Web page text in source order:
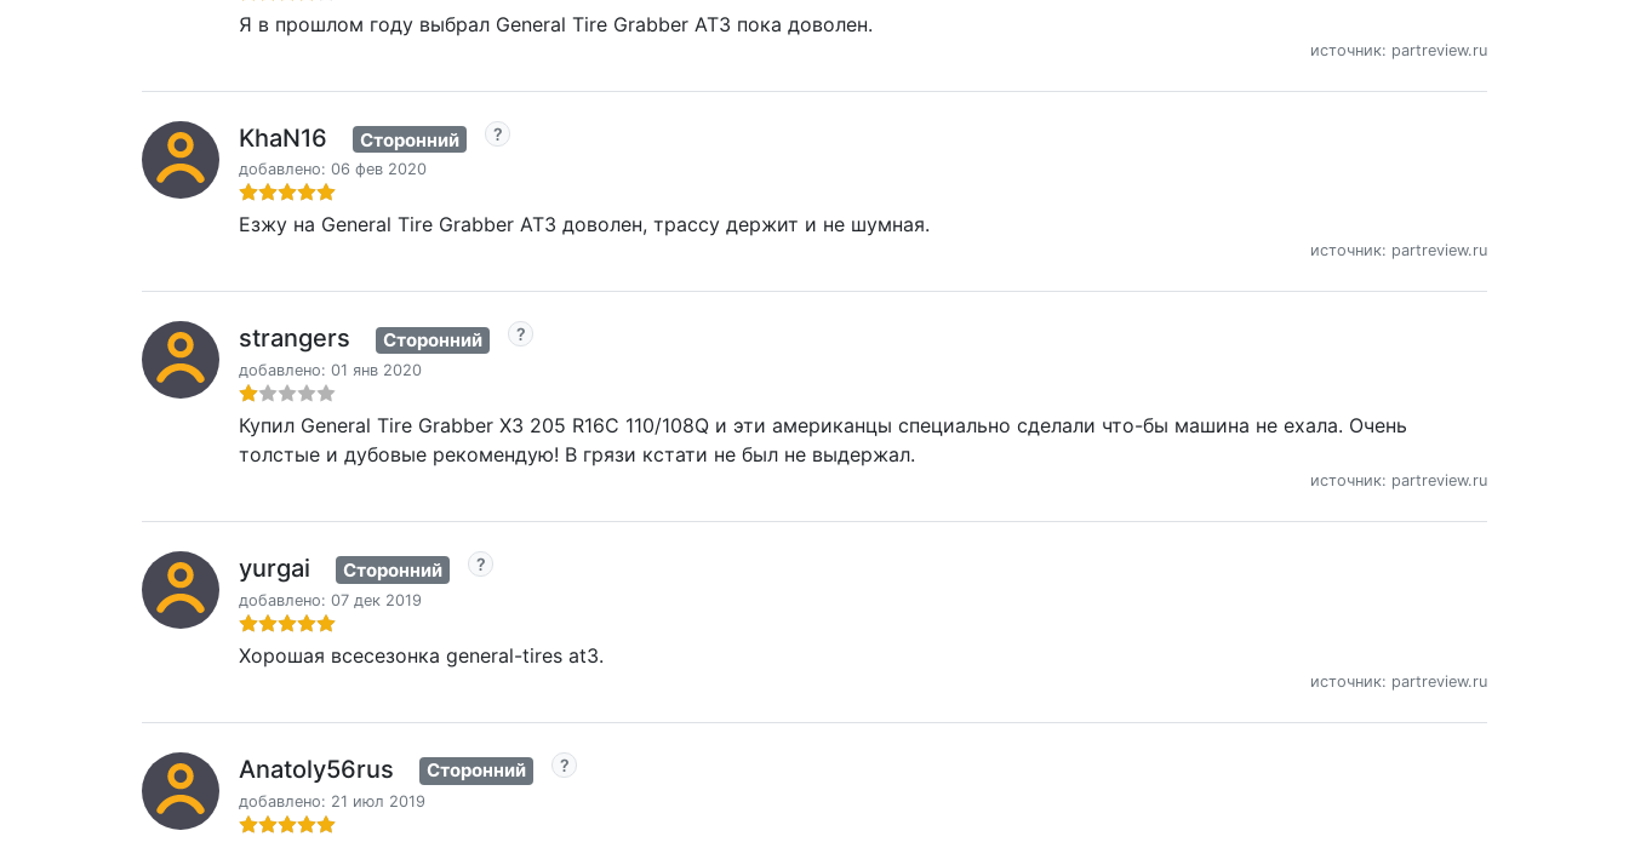
Я в прошлом году выбрал General Tire Grabber AT3 пока доволен.
источник: partreview.ru
KhaN16 Сторонний
добавлено: 06 фев 2020
Езжу на General Tire Grabber AT3 доволен, трассу держит и не шумная.
источник: partreview.ru
strangers Сторонний
добавлено: 01 янв 2020
Купил General Tire Grabber X3 205 R16C 110/108Q и эти американцы специально сделали что-бы машина не ехала. Очень
толстые и дубовые рекомендую! В грязи кстати не был не выдержал.
источник: partreview.ru
yurgai Сторонний
добавлено: 07 дек 2019
Хорошая всесезонка general-tires at3.
источник: partreview.ru
Anatoly56rus Сторонний
добавлено: 21 июл 2019